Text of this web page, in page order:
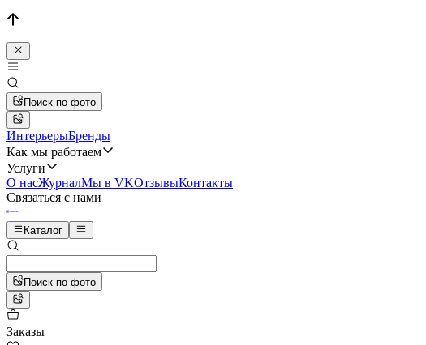
Поиск по фото
ИнтерьерыБренды
Как мы работаем
Услуги
О насЖурналМы в VKОтзывыКонтакты
Связаться с нами
Каталог
Поиск по фото
Заказы